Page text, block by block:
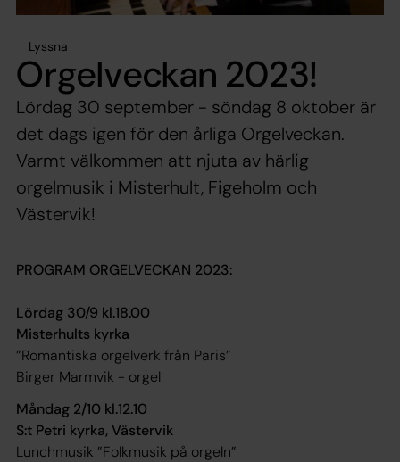
Lyssna
Orgelveckan 2023!
Lördag 30 september - söndag 8 oktober är
det dags igen för den årliga Orgelveckan.
Varmt välkommen att njuta av härlig
orgelmusik i Misterhult, Figeholm och
Västervik!
PROGRAM ORGELVECKAN 2023:
Lördag 30/9 kl.18.00
Misterhults kyrka
”Romantiska orgelverk från Paris”
Birger Marmvik - orgel
Måndag 2/10 kl.12.10
S:t Petri kyrka, Västervik
Lunchmusik ”Folkmusik på orgeln”